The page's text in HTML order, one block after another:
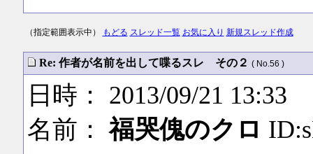
（指定範囲表示中） もどる スレッド一覧 お気に入り 新規スレッド作成
Re: 作者が名前を出して喋るスレ その２ ( No.56 )
日時： 2013/09/21 13:33
名前：福哭傀のクロ